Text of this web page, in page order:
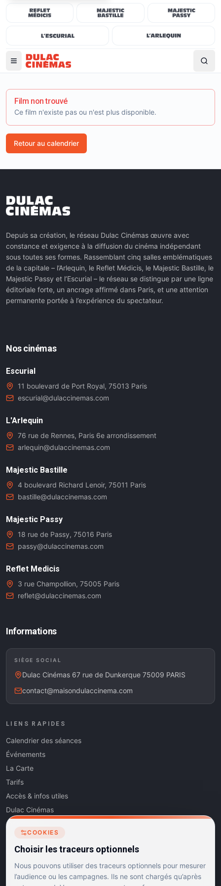
Film non trouvé
Ce film n'existe pas ou n'est plus disponible.
Retour au calendrier
Depuis sa création, le réseau Dulac Cinémas œuvre avec
constance et exigence à la diffusion du cinéma indépendant
sous toutes ses formes. Rassemblant cinq salles emblématiques
de la capitale – l’Arlequin, le Reflet Médicis, le Majestic Bastille, le
Majestic Passy et l’Escurial – le réseau se distingue par une ligne
éditoriale forte, un ancrage affirmé dans Paris, et une attention
permanente portée à l’expérience du spectateur.
Nos cinémas
Escurial
11 boulevard de Port Royal, 75013 Paris
escurial@dulaccinemas.com
L'Arlequin
76 rue de Rennes, Paris 6e arrondissement
arlequin@dulaccinemas.com
Majestic Bastille
4 boulevard Richard Lenoir, 75011 Paris
bastille@dulaccinemas.com
Majestic Passy
18 rue de Passy, 75016 Paris
passy@dulaccinemas.com
Reflet Medicis
3 rue Champollion, 75005 Paris
reflet@dulaccinemas.com
Informations
SIÈGE SOCIAL
Dulac Cinémas 67 rue de Dunkerque 75009 PARIS
contact@maisondulaccinema.com
LIENS RAPIDES
Calendrier des séances
Événements
La Carte
Tarifs
Accès & infos utiles
Dulac Cinémas
Cinéma5
Les Dits de l'Art
Contact
COOKIES
Choisir les traceurs optionnels
Nous pouvons utiliser des traceurs optionnels pour mesurer
l’audience ou les campagnes. Ils ne sont chargés qu’après